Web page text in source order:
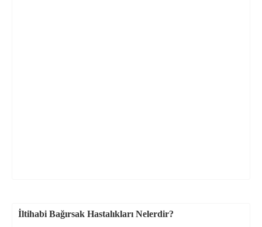
İltihabi Bağırsak Hastalıkları Nelerdir?